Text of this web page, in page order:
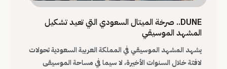
DUNE.. صرخة الميتال السعودي التي تعيد تشكيل
المشهد الموسيقي
يشهد المشهد الموسيقي في المملكة العربية السعودية تحولات
لافتة خلال السنوات الأخيرة، لا سيما في مساحة الموسيقى